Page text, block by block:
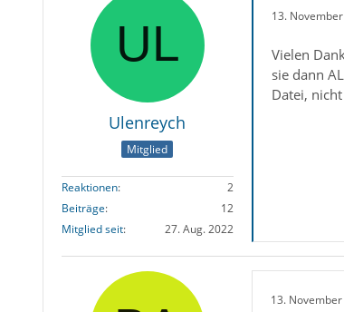
Ulenreych
Mitglied
Reaktionen
2
Beiträge
12
Mitglied seit
27. Aug. 2022
13.
Vielen
sie dann
Datei,
13.